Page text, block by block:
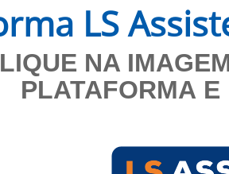
LS
NA
PLATAFORMA